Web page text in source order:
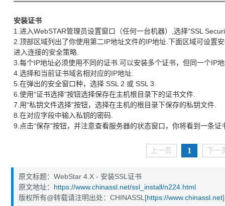
安装证书
1.进入WebSTAR管理员设置窗口（任何一台机器）,选择“SSL
2.顶部区域列出了你使用第二IP地址文件的IP地址.下面区域可设置
进入连接的安全策略.
3.每个IP地址必须使用不同的证书.可以安装多个证书，但同一个IP
4.选择和当前证书域名相对应的IP地址.
5.在弹出的安全窗口种，选择 SSL 2 或 SSL 3.
6.使用“证书选择”按钮选择保存在主机根目录下的证书文件.
7.用“私钥文件选择”按钮，选择在主机的根目录下保存的私钥文件.
8.在对应字段中输入私钥的密码.
9.点击“保存”按钮，并注意查看服务器的状态窗口，你将看到一条证
上一页 1 下一
原文标题：WebStar 4.X - 安装SSL证书
原文地址： https://www.chinassl.net/ssl_install/n224.html
版权所有@转载请注明出处：CHINASSL[https://www.chinassl.net]